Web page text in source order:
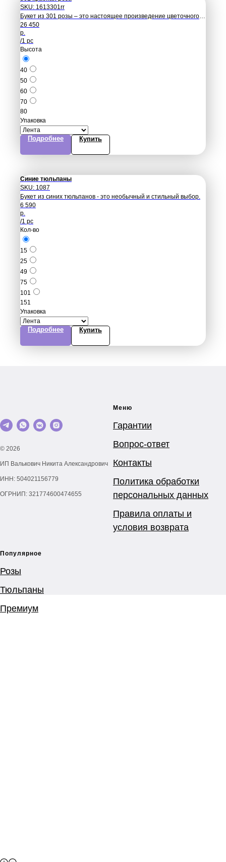
SKU: 1613301rr
Букет из 301 розы – это настоящее произведение цветочного
искусства, которое символизирует любовь, нежность и страсть.
26 450
р.
/1 pc
Высота
40
50
60
70
80
Упаковка
Подробнее Купить
Синие тюльпаны
SKU: 1087
Букет из синих тюльпанов - это необычный и стильный выбор.
6 590
р.
/1 pc
Кол-во
15
25
49
75
101
151
Упаковка
Подробнее Купить
© 2026
ИП Валькович Никита Александрович
ИНН: 504021156779
ОГРНИП: 321774600474655
Меню
Гарантии
Вопрос-ответ
Контакты
Политика обработки
персональных данных
Правила оплаты и
условия возврата
Популярное
Розы
Тюльпаны
Премиум